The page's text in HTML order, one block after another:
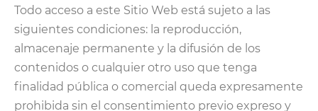
Todo acceso a este Sitio Web está sujeto a las
siguientes condiciones: la reproducción,
almacenaje permanente y la difusión de los
contenidos o cualquier otro uso que tenga
finalidad pública o comercial queda expresamente
prohibida sin el consentimiento previo expreso y